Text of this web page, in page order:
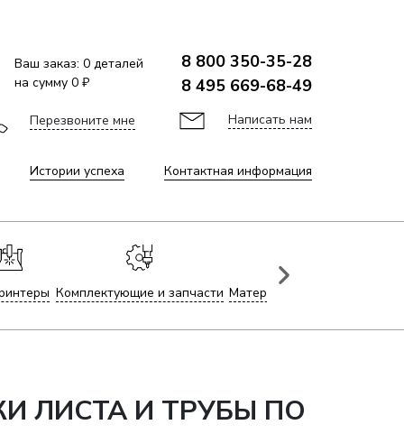
Ваш заказ: 0деталей
на сумму 0 ₽
8 800 350-35-28
8 495 669-68-49
Перезвоните мне Написать нам
Истории успеха Контактная информация
Комплектующие и запчасти Материалы для лазерной
ЛИСТА И ТРУБЫ ПО